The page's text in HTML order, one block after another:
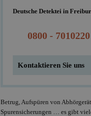
Deutsche Detektei in
0800 - 7010220
Kontaktieren Sie uns
Betrug, Aufspüren von
Spurensicherungen … es gibt